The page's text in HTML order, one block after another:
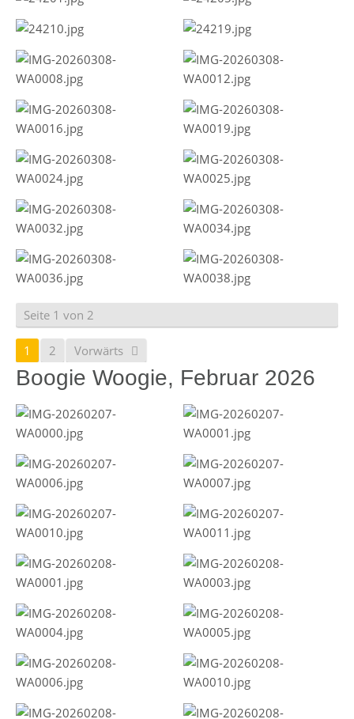
Seite 1 von 2
1 2 Vorwärts
Boogie Woogie, Februar 2026